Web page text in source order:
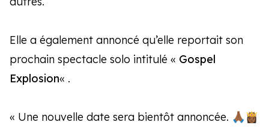
Elle a également annoncé qu’elle reportait son
prochain spectacle solo intitulé « Gospel
Explosion« .
« Une nouvelle date sera bientôt annoncée. 🙏🏾👸🏾